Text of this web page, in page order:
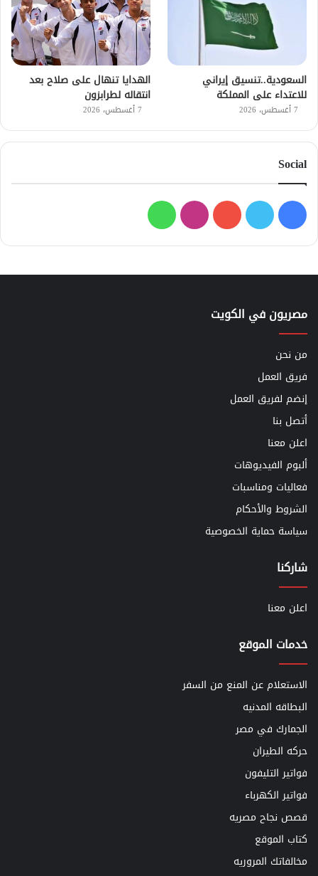
السعودية..تنسيق إيراني
للاعتداء على المملكة
7 أغسطس، 2026
الهدايا تنهال على صلاح بعد
انتقاله لطرابزون
7 أغسطس، 2026
Social
فيسبوك
تويتر يوتيوبانستقرامواتساب
مصريون في الكويت
من نحن
فريق العمل
إنضم لفريق العمل
أتصل بنا
اعلن معنا
ألبوم الفيديوهات
فعاليات ومناسبات
الشروط والأحكام
سياسة حماية الخصوصية
شاركنا
اعلن معنا
خدمات الموقع
الاستعلام عن المنع من السفر
البطاقه المدنيه
الجمارك في مصر
حركه الطيران
فواتير التليفون
فواتير الكهرباء
قصص نجاح مصريه
كتاب الموقع
مخالفاتك المروريه